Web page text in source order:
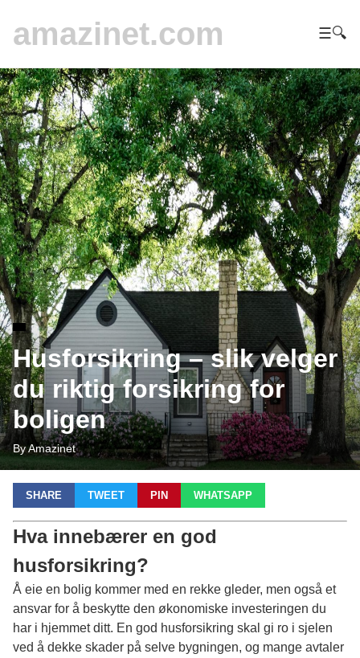
amazinet.com ☰🔍
Husforsikring – slik velger
du riktig forsikring for
boligen
By Amazinet
SHARE TWEET PIN WHATSAPP
Hva innebærer en god
husforsikring?
Å eie en bolig kommer med en rekke gleder, men også et
ansvar for å beskytte den økonomiske investeringen du
har i hjemmet ditt. En god husforsikring skal gi ro i sjelen
ved å dekke skader på selve bygningen, og mange avtaler